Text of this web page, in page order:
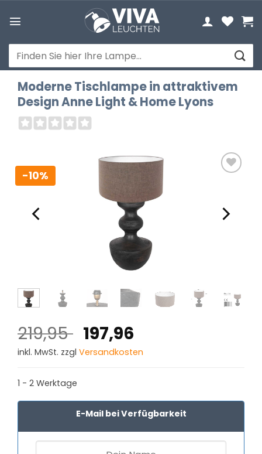
Inhalt
Suchen
nach:
Moderne Tischlampe in attraktivem
Design Anne Light & Home Lyons
-10%
219,95 Ursprünglicher
Preis
197,96
Preis
inkl. MwSt. zzgl Versandkosten
1 - 2 Werktage
E-Mail bei Verfügbarkeit